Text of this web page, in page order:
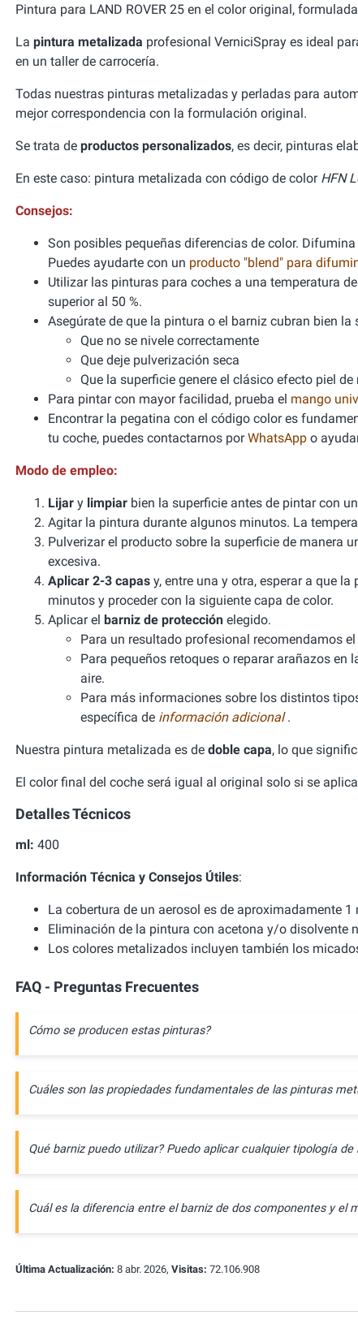
Pintura para LAND ROVER 25 en el color original,
La pintura metalizada profesional VerniciSpray es ideal
en un taller de carrocería.
Todas nuestras pinturas metalizadas y perladas para
mejor correspondencia con la formulación original.
Se trata de productos personalizados, es decir, pinturas
En este caso: pintura metalizada con código de color HFN
Consejos:
Son posibles pequeñas diferencias de color.
Puedes ayudarte con un producto "blend" para
Utilizar las pinturas para coches a una temperatura
superior al 50 %.
Asegúrate de que la pintura o el barniz cubran bien la
Que no se nivele correctamente
Que deje pulverización seca
Que la superficie genere el clásico efecto piel de
Para pintar con mayor facilidad, prueba el mango
Encontrar la pegatina con el código color es
tu coche, puedes contactarnos porWhatsApp o
Modo de empleo:
Lijar y limpiar bien la superficie antes de pintar con
Agitar la pintura durante algunos minutos. La
Pulverizar el producto sobre la superficie de manera
excesiva.
Aplicar 2-3 capas y, entre una y otra, esperar a que
minutos y proceder con la siguiente capa de color.
Aplicar el barniz de protección elegido.
Para un resultado profesional recomendamos el
Para pequeños retoques o reparar arañazos en
aire.
Para más informaciones sobre los distintos
específica de información adicional.
Nuestra pintura metalizada es de doble capa, lo que
El color final del coche será igual al original solo si se
Detalles Técnicos
ml: 400
Información Técnica y Consejos Útiles:
La cobertura de un aerosol es de aproximadamente 1
Eliminación de la pintura con acetona y/o disolvente
Los colores metalizados incluyen también los
FAQ - Preguntas Frecuentes
Cómo se producen estas pinturas?
Cuáles son las propiedades fundamentales de las pinturas
Qué barniz puedo utilizar? Puedo aplicar cualquier tipología de
Cuál es la diferencia entre el barniz de dos componentes y el
Última Actualización: 8 abr. 2026, Visitas: 72.106.908